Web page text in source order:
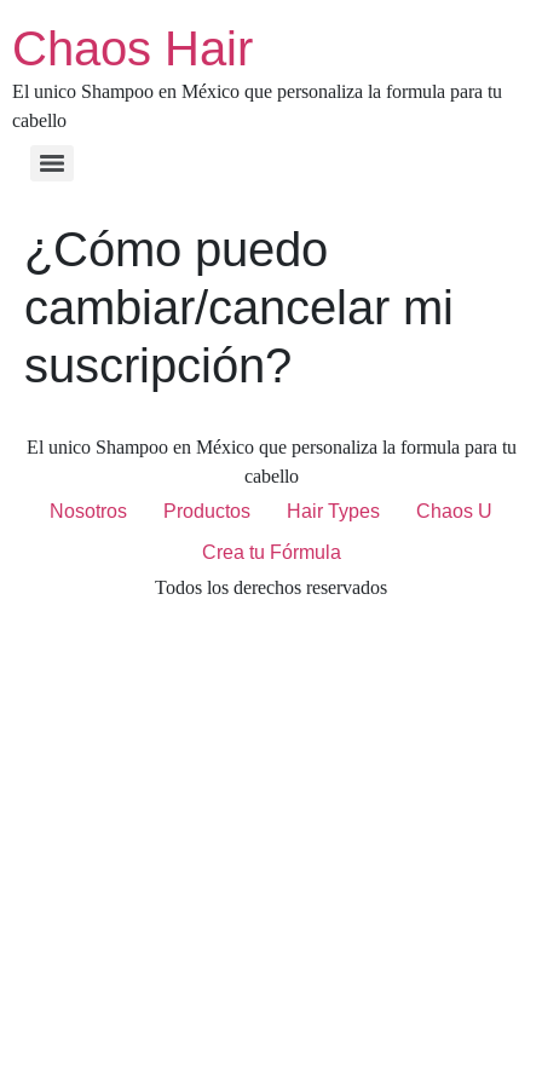
Chaos Hair
El unico Shampoo en México que personaliza la formula para tu
cabello
¿Cómo puedo
cambiar/cancelar mi
suscripción?
El unico Shampoo en México que personaliza la formula para tu
cabello
Nosotros
Productos Hair Types
Chaos U
Crea tu Fórmula
Todos los derechos reservados